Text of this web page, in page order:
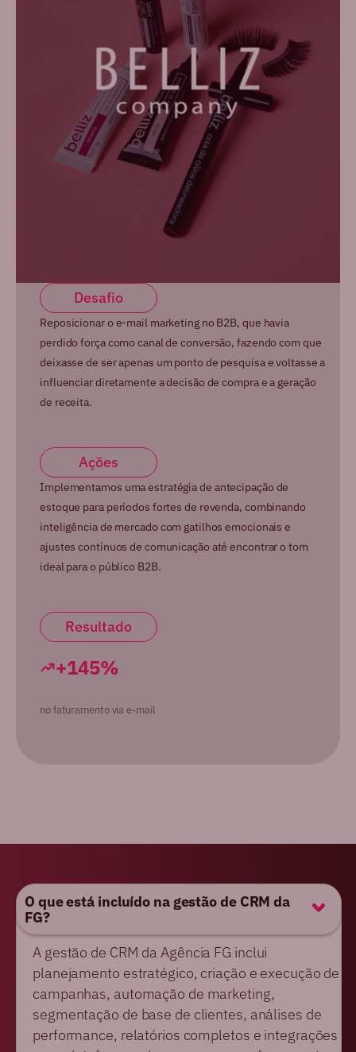
Desafio
Reposicionar o e-mail marketing no B2B, que havia
perdido força como canal de conversão, fazendo com que
deixasse de ser apenas um ponto de pesquisa e voltasse a
influenciar diretamente a decisão de compra e a geração
de receita.
Ações
Implementamos uma estratégia de antecipação de
estoque para períodos fortes de revenda, combinando
inteligência de mercado com gatilhos emocionais e
ajustes contínuos de comunicação até encontrar o tom
ideal para o público B2B.
Resultado
+145%
no faturamento via e-mail
O que está incluído na gestão de CRM da
FG?
A gestão de CRM da Agência FG inclui
planejamento estratégico, criação e execução de
campanhas, automação de marketing,
segmentação de base de clientes, análises de
performance, relatórios completos e integrações